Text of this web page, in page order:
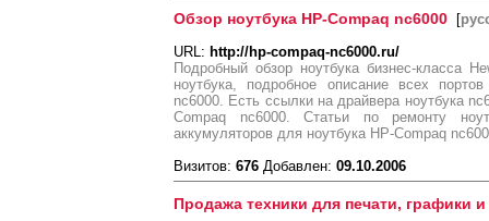
Обзор ноутбука HP-Compaq nc6000 [
URL: http://hp-compaq-nc6000.ru/
Подробный обзор ноутбука бизнес-класса
ноутбука, подробное описание всех
nc6000. Есть ссылки на драйвера ноутбука
Compaq nc6000. Статьи по ремонту
аккумуляторов для ноутбука HP-Compaq
Визитов: 676 Добавлен: 09.10.2006
Продажа техники для печати, графики